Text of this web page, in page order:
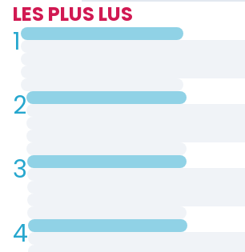
LES PLUS LUS
1
2
3
4